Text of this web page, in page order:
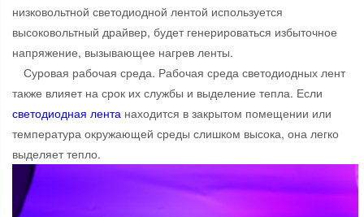
низковольтной светодиодной лентой используется
высоковольтный драйвер, будет генерироваться избыточное
напряжение, вызывающее нагрев ленты.
Суровая рабочая среда. Рабочая среда светодиодных лент
также влияет на срок их службы и выделение тепла. Если
светодиодная лента находится в закрытом помещении или
температура окружающей среды слишком высока, она легко
выделяет тепло.